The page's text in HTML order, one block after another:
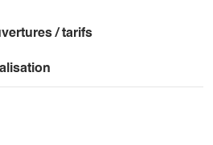
/ tarifs